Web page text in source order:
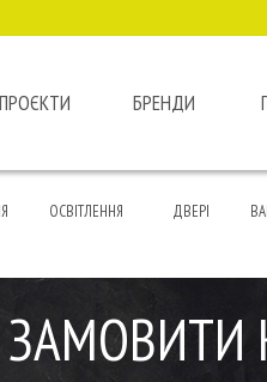
ПРОЄКТИ БРЕНДИ
ОСВІТЛЕННЯ ДВЕРІ
ЗАМОВИТИ